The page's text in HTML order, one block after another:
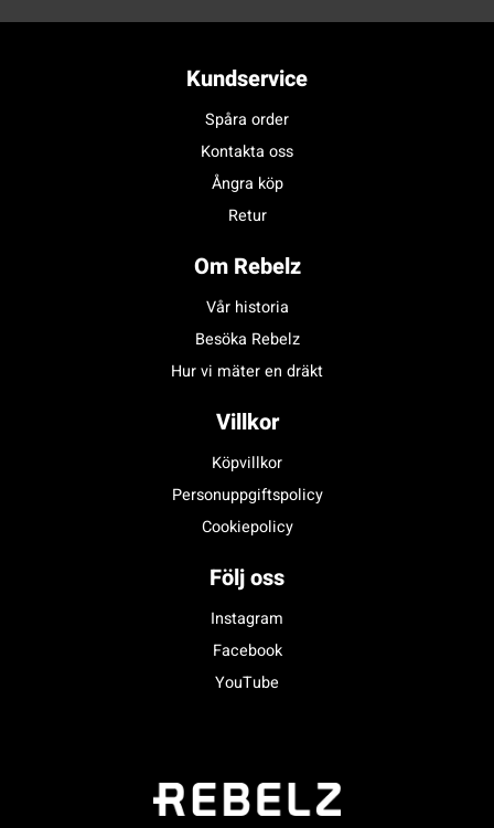
Kundservice
Spåra order
Kontakta oss
Ångra köp
Retur
Om Rebelz
Vår historia
Besöka Rebelz
Hur vi mäter en dräkt
Villkor
Köpvillkor
Personuppgiftspolicy
Cookiepolicy
Följ oss
Instagram
Facebook
YouTube